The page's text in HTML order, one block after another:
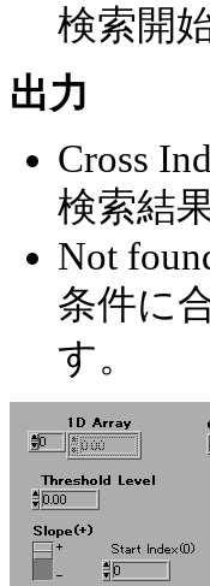
検索開
出力
Cross
検索結
Not
条件に
す。